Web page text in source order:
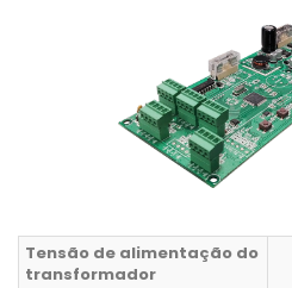
Tensão de alimentação do
transformador